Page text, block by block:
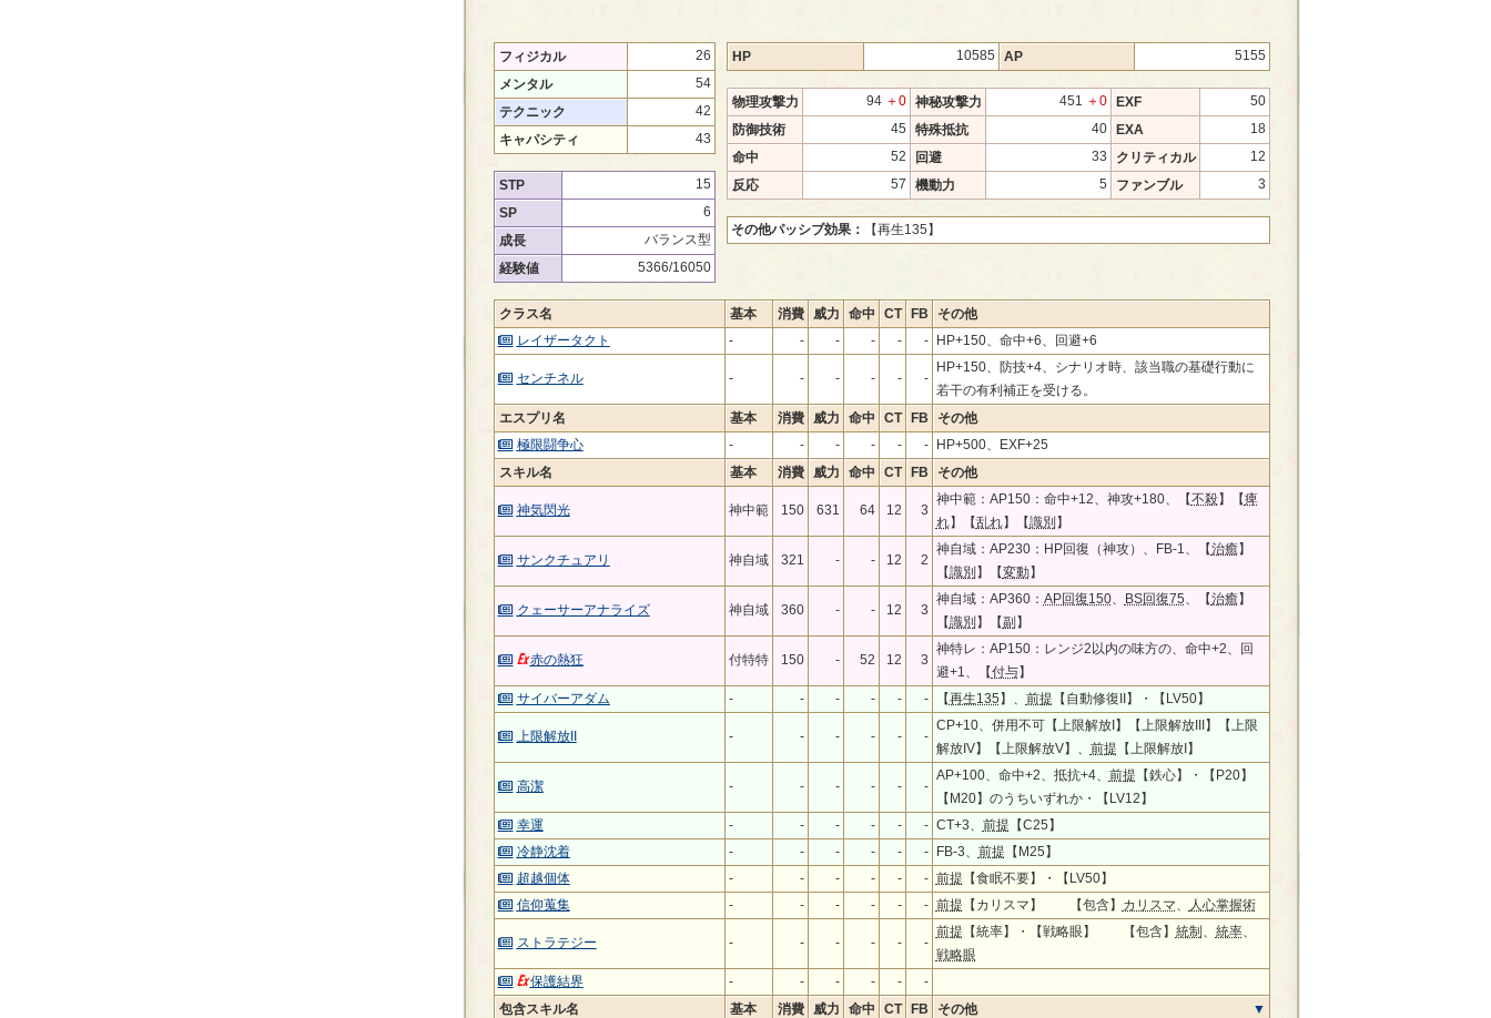
フィジカル
26
メンタル
54
テクニック
42
キャパシティ
43
STP
15
SP
6
成長
バランス型
経験値
5366/16050
HP 10585 AP 5155
物理攻撃力 94 ＋0 神秘攻撃力 451 ＋0 EXF
50
防御技術
45 特殊抵抗 40 EXA
18
命中
52 回避 33 クリティカル
12
反応
57 機動力 5 ファンブル 3
その他パッシブ効果： 【再生135】
クラス名 基本 消費 威力 命中 CT FB
その他
レイザータクト
- - - - - - HP+150、命中+6、回避+6
センチネル - - - - - -
HP+150、防技+4、シナリオ時、該当職の基礎行動に
若干の有利補正を受ける。
エスプリ名
基本 消費 威力 命中 CT FB
その他
極限闘争心
- - - - - -
HP+500、EXF+25
スキル名
基本 消費 威力 命中 CT FB その他
神気閃光 神中範 150 631 64 12 3
神中範：AP150：命中+12、神攻+180、【不殺】【痺
れ】【乱れ】【識別 】
サンクチュアリ 神自域 321 - - 12 2
神自域：AP230：HP回復（神攻）、FB-1、【治癒】
【識別 】【変動】
クェーサーアナライズ 神自域 360 - - 12 3
神自域：AP360： AP回復150、 BS回復75、【治癒】
【識別 】【副 】
赤の熱狂 付特特 150 - 52 12 3
神特レ：AP150：レンジ2以内の味方の、命中+2、回
避+1、【付与】
サイバーアダム
- - - - - - 【再生135 】、 前提 【自動修復II】・【LV50】
上限解放II - - - - - -
CP+10、併用不可【上限解放I】【上限解放III】【上限
解放IV】【上限解放V】、 前提 【上限解放I】
高潔 - - - - - -
AP+100、命中+2、抵抗+4、 前提 【鉄心】・【P20】
【M20】のうちいずれか・【LV12】
幸運
- - - - - - CT+3、 前提 【C25】
冷静沈着
- - - - - - FB-3、 前提 【M25】
超越個体
- - - - - - 前提 【食眠不要】・【LV50】
信仰蒐集
- - - - - - 前提 【カリスマ】 【包含】 カリスマ、 人心掌握術
ストラテジー - - - - - -
前提 【統率】・【戦略眼】 【包含】 統制 、 統率、
戦略眼
保護結界
- - - - -
-
包含スキル名
基本 消費 威力 命中 CT FB
その他